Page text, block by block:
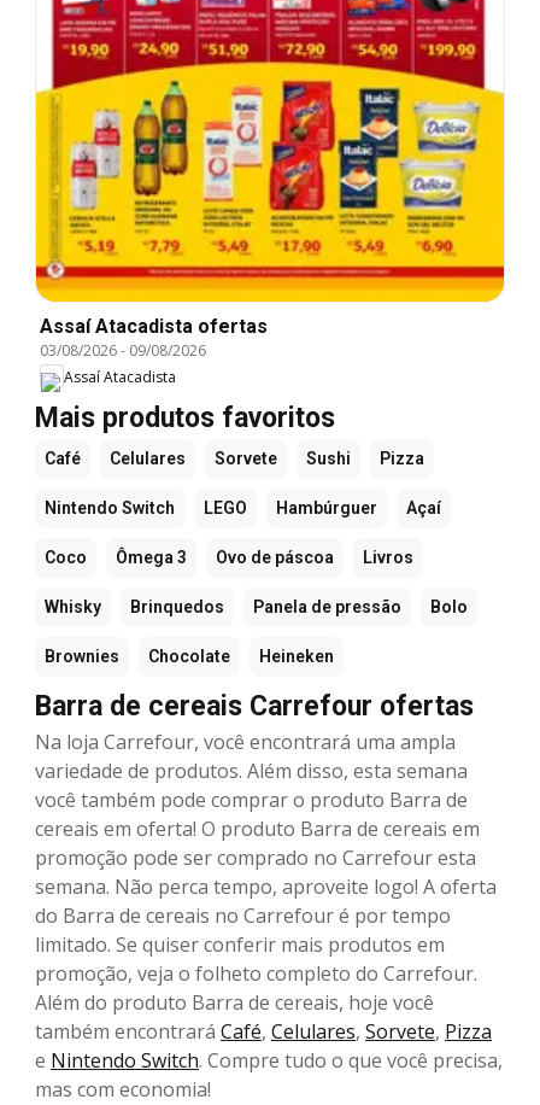
Assaí Atacadista ofertas
03/08/2026- 09/08/2026
Assaí Atacadista
Mais produtos favoritos
Café Celulares Sorvete Sushi Pizza
Nintendo Switch LEGO Hambúrguer Açaí
Coco Ômega 3 Ovo de páscoa Livros
Whisky Brinquedos Panela de pressão Bolo
Brownies Chocolate Heineken
Barra de cereais Carrefour ofertas
Na loja Carrefour, você encontrará uma ampla
variedade de produtos. Além disso, esta semana
você também pode comprar o produto Barra de
cereais em oferta! O produto Barra de cereais em
promoção pode ser comprado no Carrefour esta
semana. Não perca tempo, aproveite logo! A oferta
do Barra de cereais no Carrefour é por tempo
limitado. Se quiser conferir mais produtos em
promoção, veja o folheto completo do Carrefour.
Além do produto Barra de cereais, hoje você
também encontrará Café, Celulares, Sorvete, Pizza
e Nintendo Switch. Compre tudo o que você precisa,
mas com economia!